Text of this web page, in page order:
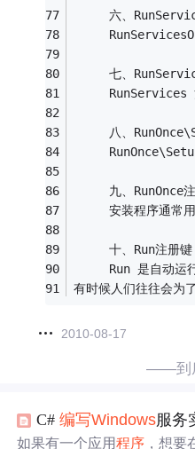
六、
七、
RunServices
八、
九、RunOnce
安装程序通常
     十、Run注册键
Run 是自动运
有时候人们往往会为
2010-08-17
——到
C#编写Windows服务
如果有一个应用程序 ，想要